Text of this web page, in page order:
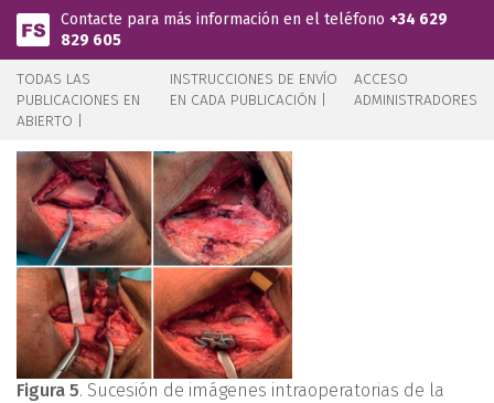
Pasar al contenido principal
Contacte para más información en el teléfono +34 629
829 605
TODAS LAS
PUBLICACIONES EN
ABIERTO |
INSTRUCCIONES DE ENVÍO
EN CADA PUBLICACIÓN |
ACCESO
ADMINISTRADORES
Figura 5. Sucesión de imágenes intraoperatorias de la